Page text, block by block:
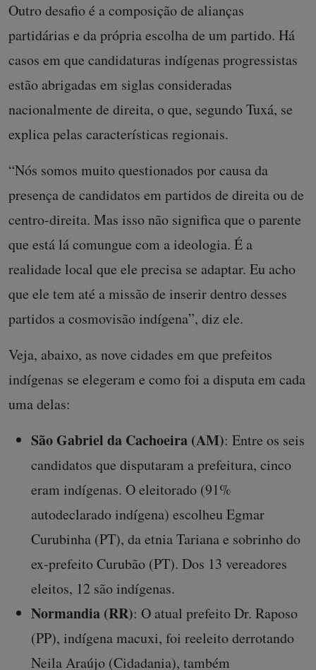
Outro desafio é a composição de alianças
partidárias e da própria escolha de um partido. Há
casos em que candidaturas indígenas progressistas
estão abrigadas em siglas consideradas
nacionalmente de direita, o que, segundo Tuxá, se
explica pelas características regionais.
“Nós somos muito questionados por causa da
presença de candidatos em partidos de direita ou de
centro-direita. Mas isso não significa que o parente
que está lá comungue com a ideologia. É a
realidade local que ele precisa se adaptar. Eu acho
que ele tem até a missão de inserir dentro desses
partidos a cosmovisão indígena”, diz ele.
Veja, abaixo, as nove cidades em que prefeitos
indígenas se elegeram e como foi a disputa em cada
uma delas:
São Gabriel da Cachoeira (AM): Entre os seis
candidatos que disputaram a prefeitura, cinco
eram indígenas. O eleitorado (91%
autodeclarado indígena) escolheu Egmar
Curubinha (PT), da etnia Tariana e sobrinho do
ex-prefeito Curubão (PT). Dos 13 vereadores
eleitos, 12 são indígenas.
Normandia (RR): O atual prefeito Dr. Raposo
(PP), indígena macuxi, foi reeleito derrotando
Neila Araújo (Cidadania), também